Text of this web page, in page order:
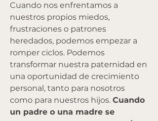
Cuando nos enfrentamos a
nuestros propios miedos,
frustraciones o patrones
heredados, podemos empezar a
romper ciclos. Podemos
transformar nuestra paternidad en
una oportunidad de crecimiento
personal, tanto para nosotros
como para nuestros hijos. Cuando
un padre o una madre se